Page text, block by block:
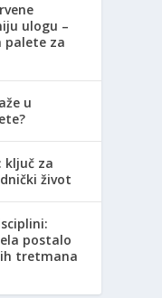
ulogu –
palete za
u
ključ za
život
postalo
tretmana